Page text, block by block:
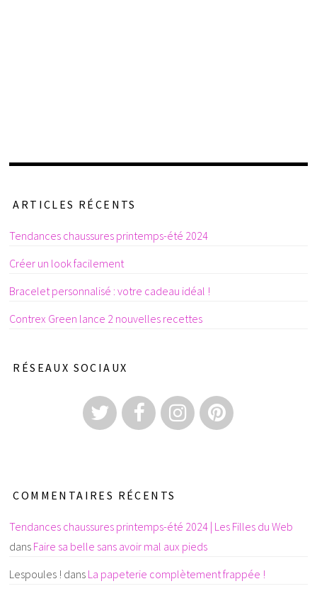
ARTICLES RÉCENTS
Tendances chaussures printemps-été 2024
Créer un look facilement
Bracelet personnalisé : votre cadeau idéal !
Contrex Green lance 2 nouvelles recettes
RÉSEAUX SOCIAUX
COMMENTAIRES RÉCENTS
Tendances chaussures printemps-été 2024 | Les Filles du Web
dans Faire sa belle sans avoir mal aux pieds
Lespoules ! dans La papeterie complètement frappée !